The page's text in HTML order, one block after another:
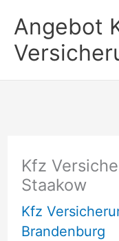
Inhalt
springen
Angebot
Kfz
Staakow
Kfz
Brandenburg